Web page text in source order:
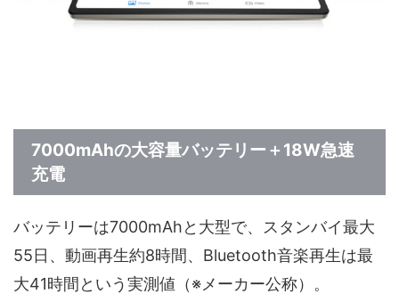
7000mAhの大容量バッテリー＋18W急速
充電
バッテリーは7000mAhと大型で、スタンバイ最大
55日、動画再生約8時間、Bluetooth音楽再生は最
大41時間という実測値（※メーカー公称）。